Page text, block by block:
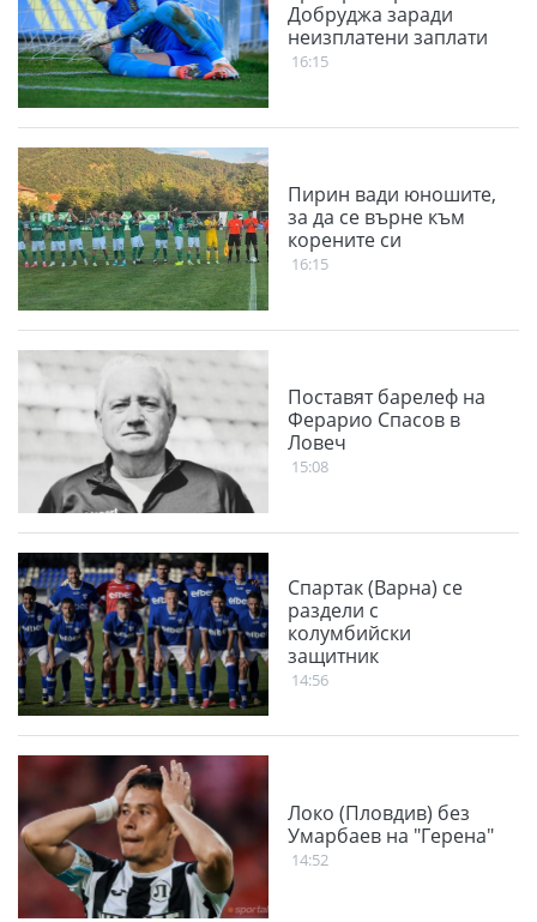
Добруджа заради
неизплатени заплати
16:15
Пирин вади юношите,
за да се върне към
корените си
16:15
Поставят барелеф на
Ферарио Спасов в
Ловеч
15:08
Спартак (Варна) се
раздели с
колумбийски
защитник
14:56
Локо (Пловдив) без
Умарбаев на "Герена"
14:52